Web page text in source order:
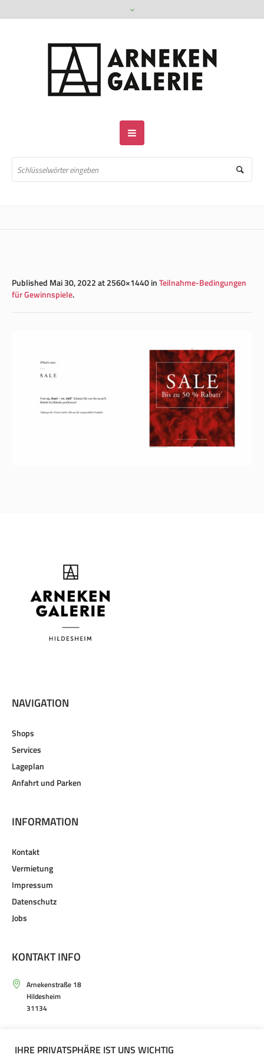
Published Mai 30, 2022at 2560×1440 inTeilnahme-Bedingungen
für Gewinnspiele.
NAVIGATION
Shops
Services
Lageplan
Anfahrt und Parken
INFORMATION
Kontakt
Vermietung
Impressum
Datenschutz
Jobs
KONTAKT INFO
Arnekenstraße 18
Hildesheim
31134
+49(0)5121 – 20 66 30
IHRE PRIVATSPHÄRE IST UNS WICHTIG